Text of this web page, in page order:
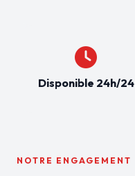
Disponible 24h/24
NOTRE ENGAGEMENT